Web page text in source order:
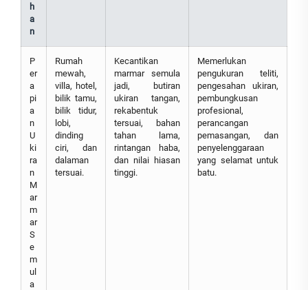
h
a
n
P
er
a
pi
a
n
U
ki
ra
n
M
ar
m
ar
S
e
m
ul
a
Rumah
mewah,
villa, hotel,
bilik tamu,
bilik tidur,
lobi,
dinding
ciri, dan
dalaman
tersuai.
Kecantikan
marmar semula
jadi, butiran
ukiran tangan,
rekabentuk
tersuai, bahan
tahan lama,
rintangan haba,
dan nilai hiasan
tinggi.
Memerlukan
pengukuran teliti,
pengesahan ukiran,
pembungkusan
profesional,
perancangan
pemasangan, dan
penyelenggaraan
yang selamat untuk
batu.